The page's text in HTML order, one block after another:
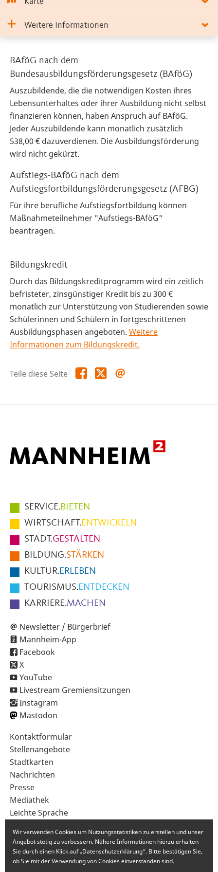
Weitere Informationen
BAföG nach dem
Bundesausbildungsförderungsgesetz (BAföG)
Auszubildende, die die notwendigen Kosten ihres
Lebensunterhaltes oder ihrer Ausbildung nicht selbst
finanzieren können, haben Anspruch auf BAföG.
Jeder Auszubildende kann monatlich zusätzlich
538,00 € dazuverdienen. Die Ausbildungsförderung
wird nicht gekürzt.
Aufstiegs-BAföG nach dem
Aufstiegsfortbildungsförderungsgesetz (AFBG)
Für ihre berufliche Aufstiegsfortbildung können
Maßnahmeteilnehmer "Aufstiegs-BAföG"
beantragen.
Bildungskredit
Durch das Bildungskreditprogramm wird ein zeitlich
befristeter, zinsgünstiger Kredit bis zu 300 €
monatlich zur Unterstützung von Studierenden sowie
Schülerinnen und Schülern in fortgeschrittenen
Ausbildungsphasen angeboten. Weitere
Informationen zum Bildungskredit.
Teile diese Seite Teile
diese
Teile
diese
Hauptmenüpunkte
im
Fußbereich
der
Seite
SERVICE.BIETEN
WIRTSCHAFT.ENTWICKELN
STADT.GESTALTEN
BILDUNG.STÄRKEN
KULTUR.ERLEBEN
TOURISMUS.ENTDECKEN
KARRIERE.MACHEN
Newsletter / Bürgerbrief
Mannheim-App
Facebook
X
YouTube
Livestream Gremiensitzungen
Instagram
Mastodon
Sekundärnavigation
im
Fußbereich
Kontaktformular
Stellenangebote
Stadtkarten
Nachrichten
Presse
Mediathek
Leichte Sprache
Wir verwenden Cookies um Nutzungsstatistiken zu erstellen und unser
Angebot stetig zu verbessern. Nähere Informationen hierzu erhalten
Sie durch einen Klick auf „Datenschutzerklärung“. Bitte bestätigen Sie,
ob Sie mit der Verwendung von Cookies einverstanden sind.